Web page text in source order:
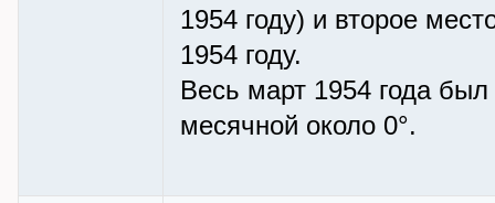
1954 году) и второе
1954 году.
Весь март 1954 года
месячной около 0°.